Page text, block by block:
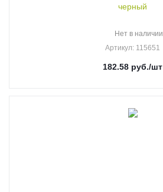
черный
Нет в наличии
Артикул: 115651
182.58 руб./шт